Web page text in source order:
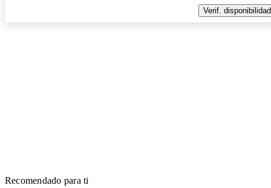
Verif. disponibilidad
Recomendado para ti